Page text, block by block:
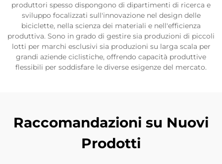
produttori spesso dispongono di dipartimenti di ricerca e
sviluppo focalizzati sull'innovazione nel design delle
biciclette, nella scienza dei materiali e nell'efficienza
produttiva. Sono in grado di gestire sia produzioni di piccoli
lotti per marchi esclusivi sia produzioni su larga scala per
grandi aziende ciclistiche, offrendo capacità produttive
flessibili per soddisfare le diverse esigenze del mercato.
Raccomandazioni su Nuovi
Prodotti